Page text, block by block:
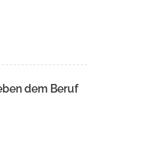
dem Beruf